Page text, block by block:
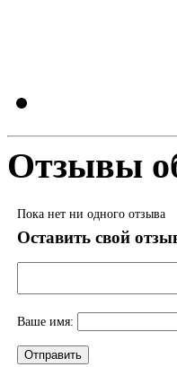
Отзывы
Пока нет ни одного отзыва
Оставить свой
Ваше имя: